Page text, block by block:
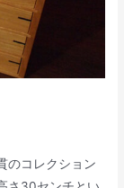
のコレクション